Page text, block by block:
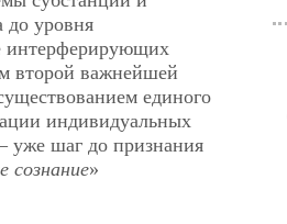
до уровня
интерферирующих
второй важнейшей
единого
индивидуальных
уже шаг до признания
сознание»